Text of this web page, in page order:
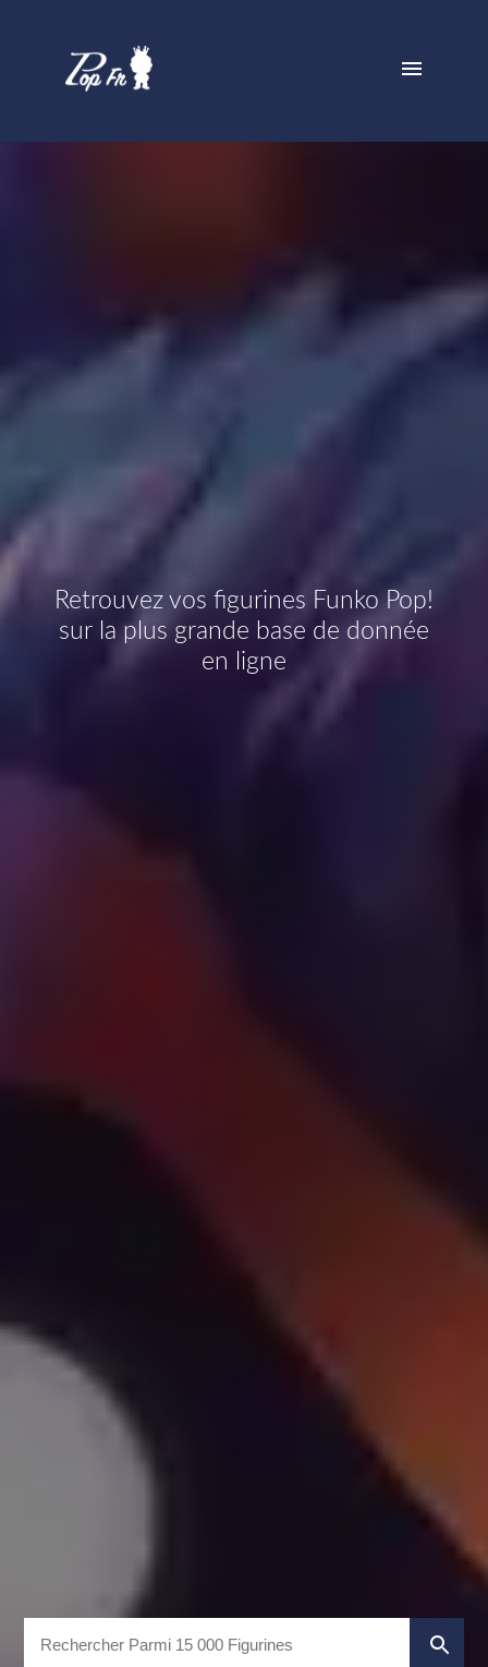
Retrouvez vos figurines Funko Pop!
sur la plus grande base de donnée
en ligne